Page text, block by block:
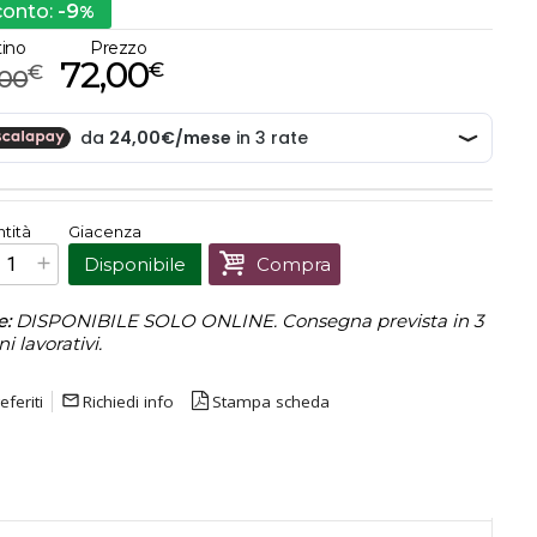
-9%
€
Prezzo
€
72,00
Prezzo finale:€72,00
Giacenza
Disponibile Compra
DISPONIBILE SOLO ONLINE. Consegna prevista in 3
lavorativi.
mail_outline Richiedi info Stampa scheda